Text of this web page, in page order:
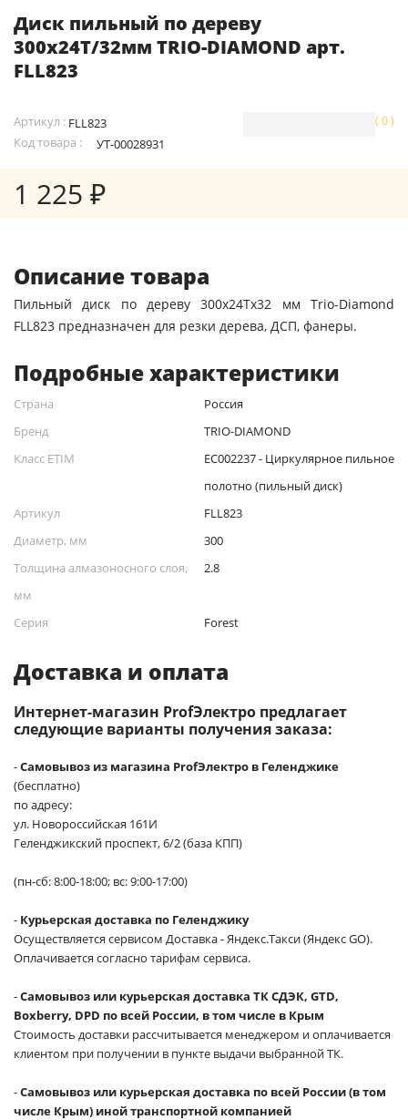
Диск пильный по дереву
300х24Т/32мм TRIO-DIAMOND арт.
FLL823
Артикул : FLL823
Код товара :
УТ-00028931
( 0 )
1 225 ₽
Описание товара
Пильный диск по дереву 300x24Tx32 мм Trio-Diamond
FLL823 предназначен для резки дерева, ДСП, фанеры.
Подробные характеристики
Страна
Россия
Бренд
TRIO-DIAMOND
Класс ETIM
EC002237 - Циркулярное пильное
полотно (пильный диск)
Артикул
FLL823
Диаметр, мм
300
Толщина алмазоносного слоя,
мм
2.8
Серия Forest
Доставка и оплата
Интернет-магазин ProfЭлектро предлагает
следующие варианты получения заказа:
-Самовывоз из магазина ProfЭлектро в Геленджике
(бесплатно)
по адресу:
ул. Новороссийская 161И
Геленджикский проспект, 6/2 (база КПП)
(пн-сб: 8:00-18:00; вс: 9:00-17:00)
- Курьерская доставка по Геленджику
Осуществляется сервисом Доставка - Яндекс.Такси (Яндекс GO).
Оплачивается согласно тарифам сервиса.
-Самовывоз или курьерская доставка ТК СДЭК, GTD,
Boxberry, DPD по всей России, в том числе в Крым
Стоимость доставки рассчитывается менеджером и оплачивается
клиентом при получении в пункте выдачи выбранной ТК.
-Самовывоз или курьерская доставка по всей России (в том
числе Крым) иной транспортной компанией